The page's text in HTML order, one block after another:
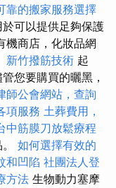
靠的搬家服務選擇
可以提供足夠保護
機商店，化妝品網
新竹撥筋技術 起
您要購買的曬黑，
師公會網站，查詢
項服務 土葬費用，
中筋膜刀放鬆療程
如何選擇有效的
和凹陷 社團法人登
方法 生物動力塞摩